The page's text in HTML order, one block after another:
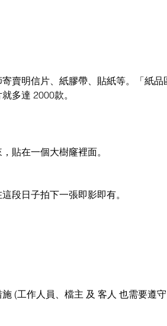
賣明信片、紙膠帶、貼紙等。「紙
多達 2000款。
貼在一個大樹窿裡面。
段日子拍下一張即影即有。
(工作人員、檔主 及 客人 也需要遵